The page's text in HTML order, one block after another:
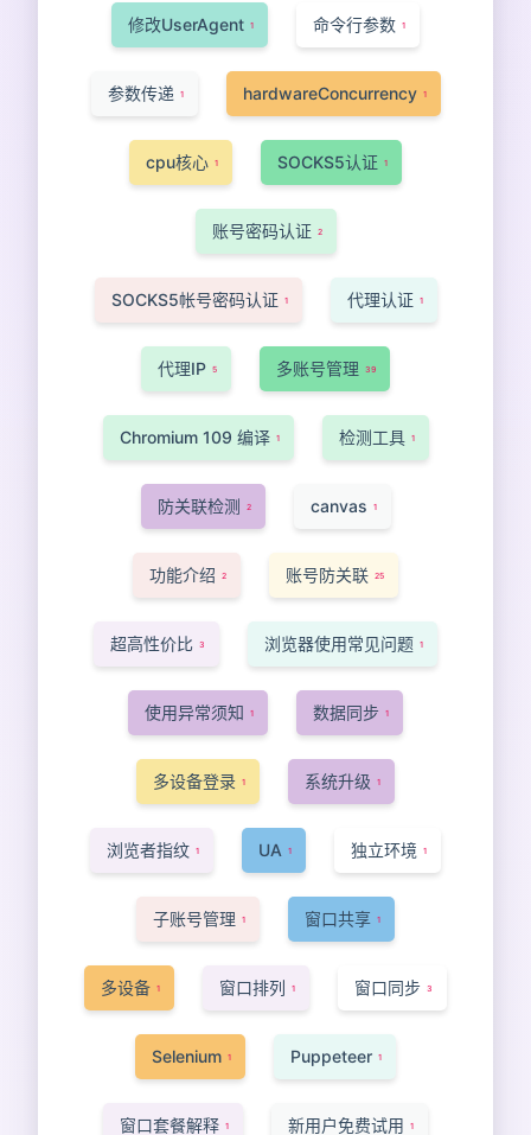
修改UserAgent 1 命令行参数 1
参数传递 1 hardwareConcurrency 1
cpu核心 1 SOCKS5认证 1
账号密码认证 2
SOCKS5帐号密码认证 1 代理认证 1
代理IP 5 多账号管理 39
Chromium 109 编译 1 检测工具 1
防关联检测 2 canvas 1
功能介绍 2 账号防关联 25
超高性价比 3 浏览器使用常见问题 1
使用异常须知 1 数据同步 1
多设备登录 1 系统升级 1
浏览者指纹 1 UA 1 独立环境 1
子账号管理 1 窗口共享 1
多设备 1 窗口排列 1 窗口同步 3
Selenium 1 Puppeteer 1
窗口套餐解释 1 新用户免费试用 1